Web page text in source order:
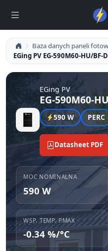
Baza danych paneli
EGing PV EG-590M60-HU/BF-
EGing PV
EG-590M60-
590 W PERC
Datasheet PDF
MOC NOMINALNA
590 W
WSP. TEMP. PMAX
-0.34 %/°C